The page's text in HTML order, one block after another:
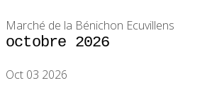
Marché de la Bénichon Ecuvillens
octobre 2026
Oct 03 2026